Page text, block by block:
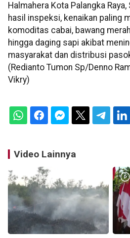
Halmahera Kota Palangka
hasil inspeksi, kenaikan paling
komoditas cabai, bawang
hingga daging sapi akibat
masyarakat dan distribusi
(Redianto Tumon Sp/Denno
Vikry)
Video Lainnya